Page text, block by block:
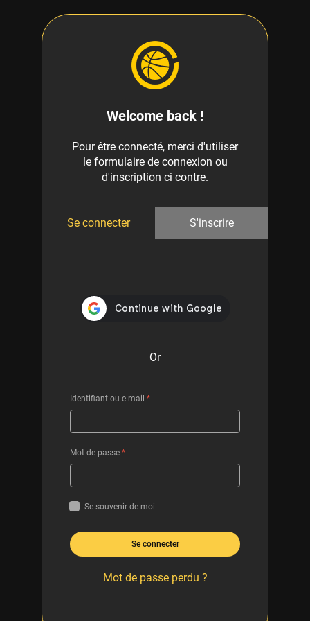
Welcome back !
Pour être connecté, merci d'utiliser
le formulaire de connexion ou
d'inscription ci contre.
Se connecter S'inscrire
Or
Identifiant ou e-mail *
Mot de passe *
Se souvenir de moi
Se connecter
Mot de passe perdu ?